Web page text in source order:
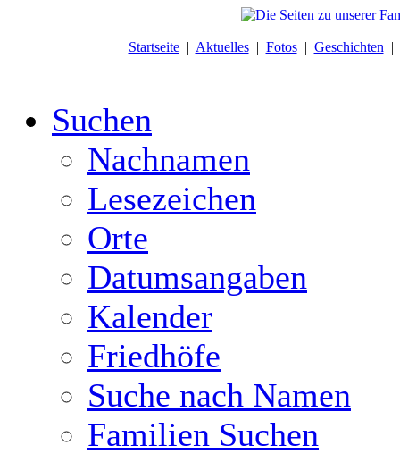
Startseite| Aktuelles| Fotos| Geschichten |
Suchen
Nachnamen
Lesezeichen
Orte
Datumsangaben
Kalender
Friedhöfe
Suche nach Namen
Familien Suchen